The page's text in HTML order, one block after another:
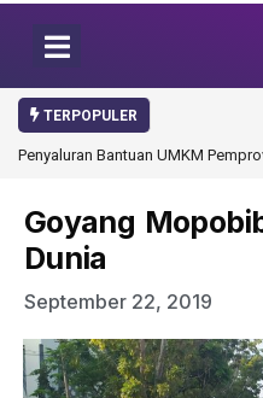
TERPOPULER
Bantuan UMKM Pemprov
Goyang
Dunia
September 22, 2019